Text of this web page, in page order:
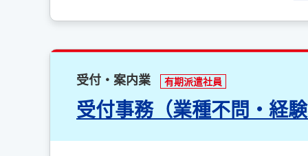
受付・案内業 有期派遣社員
受付事務（業種不問・経験